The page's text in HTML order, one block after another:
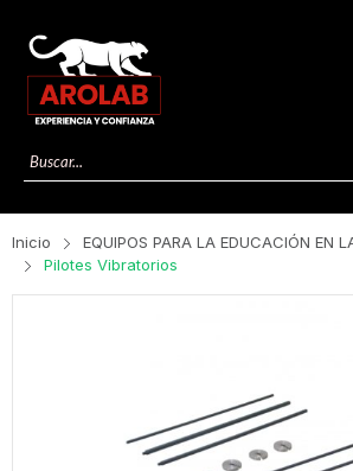
Inicio
EQUIPOS PARA LA EDUCACIÓN EN
Pilotes Vibratorios